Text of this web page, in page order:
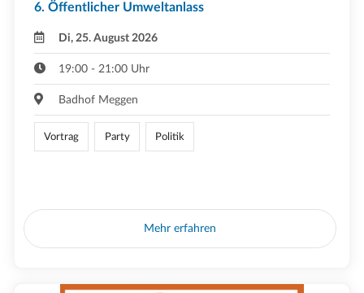
6. Öffentlicher Umweltanlass
Di, 25. August 2026
19:00 - 21:00 Uhr
Badhof Meggen
Vortrag Party Politik
Mehr erfahren